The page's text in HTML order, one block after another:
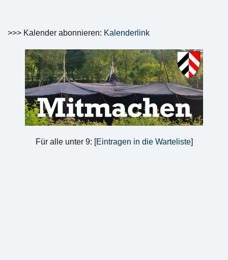
>>> Kalender abonnieren: Kalenderlink
Für alle unter 9: [Eintragen in die Warteliste]